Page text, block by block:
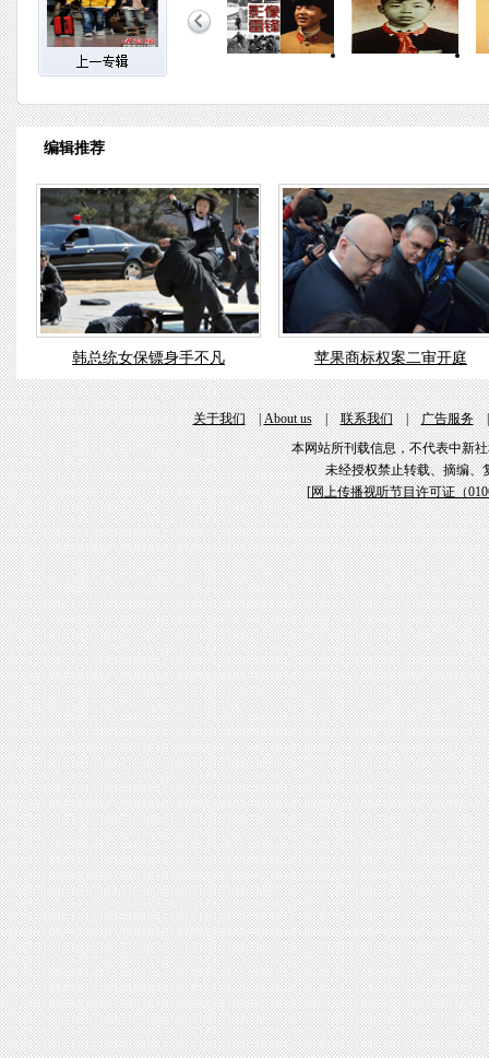
编辑推荐
韩总统女保镖身手不凡 苹果商标权案二审开庭
关于我们|About us|联系我们|广告服务
本网站所刊载信息，不代表中新
未经授权禁止转载、摘编、
[网上传播视听节目许可证（